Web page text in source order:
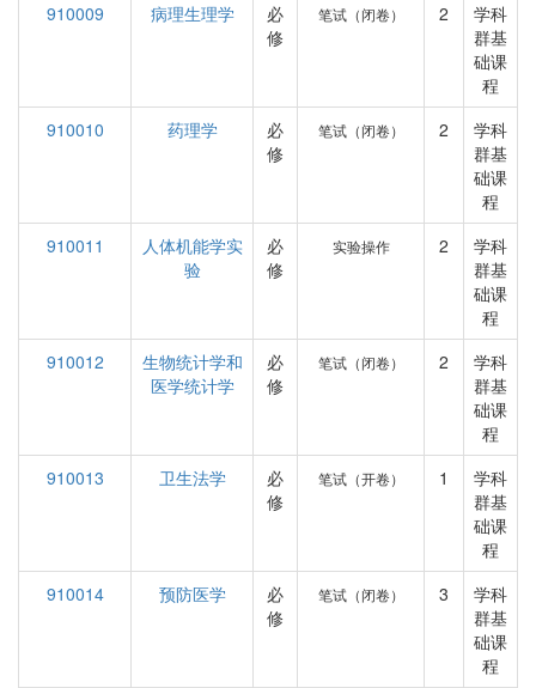
910009
病理生理学
必
修
笔试（闭卷） 2
学科
群基
础课
程
910010
药理学
必
修
笔试（闭卷） 2
学科
群基
础课
程
910011
人体机能学实
验
必
修
实验操作 2
学科
群基
础课
程
910012
生物统计学和
医学统计学
必
修
笔试（闭卷） 2
学科
群基
础课
程
910013
卫生法学
必
修
笔试（开卷） 1
学科
群基
础课
程
910014
预防医学
必
修
笔试（闭卷） 3
学科
群基
础课
程